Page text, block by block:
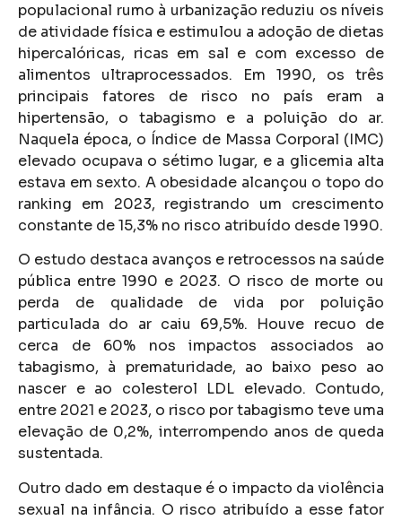
populacional rumo à urbanização reduziu os níveis
de atividade física e estimulou a adoção de dietas
hipercalóricas, ricas em sal e com excesso de
alimentos ultraprocessados. Em 1990, os três
principais fatores de risco no país eram a
hipertensão, o tabagismo e a poluição do ar.
Naquela época, o Índice de Massa Corporal (IMC)
elevado ocupava o sétimo lugar, e a glicemia alta
estava em sexto. A obesidade alcançou o topo do
ranking em 2023, registrando um crescimento
constante de 15,3% no risco atribuído desde 1990.
O estudo destaca avanços e retrocessos na saúde
pública entre 1990 e 2023. O risco de morte ou
perda de qualidade de vida por poluição
particulada do ar caiu 69,5%. Houve recuo de
cerca de 60% nos impactos associados ao
tabagismo, à prematuridade, ao baixo peso ao
nascer e ao colesterol LDL elevado. Contudo,
entre 2021 e 2023, o risco por tabagismo teve uma
elevação de 0,2%, interrompendo anos de queda
sustentada.
Outro dado em destaque é o impacto da violência
sexual na infância. O risco atribuído a esse fator